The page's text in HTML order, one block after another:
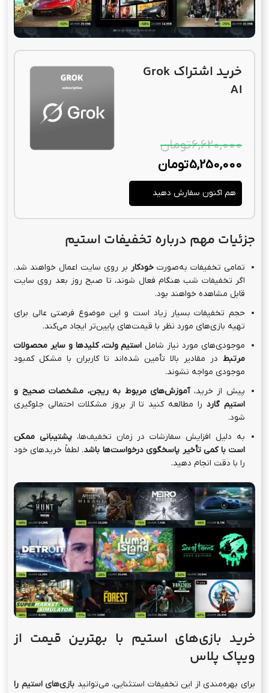
خرید اشتراک Grok
AI
6,620,000تومان
5,250,000تومان
هم اکنون سفارش دهید
جزئیات مهم درباره تخفیفات استیم
تمامی تخفیفات به‌صورت خودکار بر روی سایت اعمال خواهند شد.
اگر تخفیفات شب هنگام فعال شوند، تا صبح روز بعد روی سایت
قابل مشاهده خواهند بود.
حجم تخفیفات بسیار زیاد است و این موضوع فرصتی عالی برای
تهیه بازی‌های مورد نظر با قیمت‌های پایین‌تر ایجاد می‌کند.
موجودی‌های مورد نیاز شامل استیم ولت، کلیدها و سایر محصولات
مرتبط در مقادیر بالا تأمین شده‌اند تا کاربران با مشکل کمبود
موجودی مواجه نشوند.
پیش از خرید،آموزش‌های مربوط به ریجن، مشخصات صحیح و
استیم گاردرا مطالعه کنید تا از بروز مشکلات احتمالی جلوگیری
شود.
به دلیل افزایش سفارشات در زمان تخفیف‌ها،پشتیبانی ممکن
است با کمی تأخیر پاسخگوی درخواست‌ها باشد. لطفاً خریدهای خود
را با دقت انجام دهید.
خرید بازی‌های استیم با بهترین قیمت از
ویپاک پلاس
برای بهره‌مندی از این تخفیفات استثنایی، می‌توانید بازی‌های استیم را